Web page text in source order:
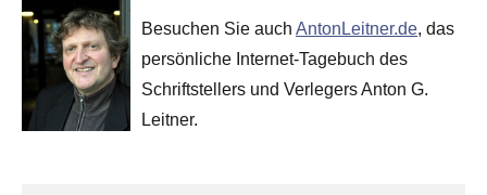
Besuchen Sie auch AntonLeitner.de, das
persönliche Internet-Tagebuch des
Schriftstellers und Verlegers Anton G.
Leitner.